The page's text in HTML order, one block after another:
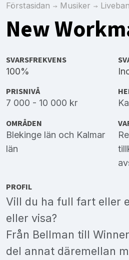
Förstasidan Musiker
New
SVARSFREKVENS
100%
PRISNIVÅ
7 000 - 10 000 kr
OMRÅDEN
Blekinge län och Kalmar
län
PROFIL
Vill du ha full fart eller
eller visa?
Från Bellman till
del annat däremellan